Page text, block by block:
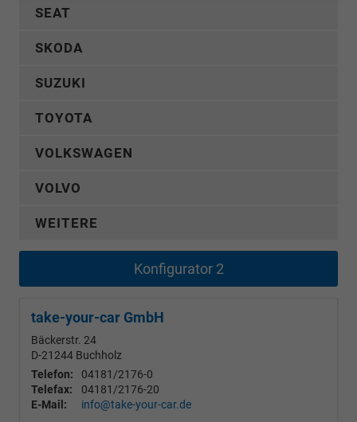
SEAT
SKODA
SUZUKI
TOYOTA
VOLKSWAGEN
VOLVO
WEITERE
Konfigurator 2
take-your-car GmbH
Bäckerstr. 24
D-21244 Buchholz
Telefon:
04181/2176-0
Telefax:
04181/2176-20
E-Mail:
info@take-your-car.de